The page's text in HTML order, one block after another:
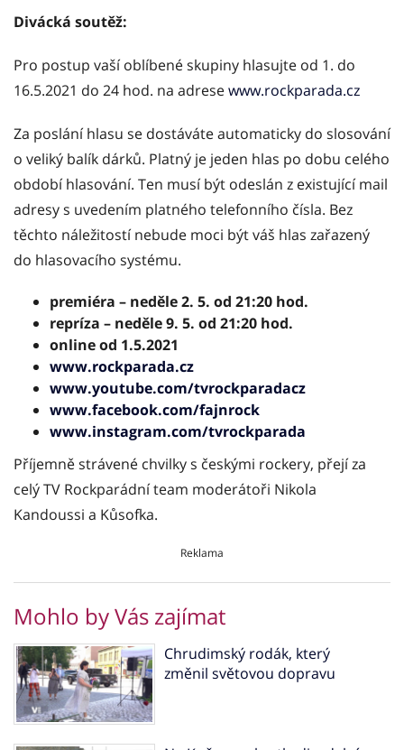
Divácká soutěž:
Pro postup vaší oblíbené skupiny hlasujte od 1. do
16.5.2021 do 24 hod. na adresewww.rockparada.cz
Za poslání hlasu se dostáváte automaticky do slosování
o veliký balík dárků. Platný je jeden hlas po dobu celého
období hlasování. Ten musí být odeslán z existující mail
adresy s uvedením platného telefonního čísla. Bez
těchto náležitostí nebude moci být váš hlas zařazený
do hlasovacího systému.
premiéra – neděle 2. 5. od 21:20 hod.
repríza – neděle 9. 5. od 21:20 hod.
onlineod 1.5.2021
www.rockparada.cz
www.youtube.com/tvrockparadacz
www.facebook.com/fajnrock
www.instagram.com/tvrockparada
Příjemně strávené chvilky s českými rockery, přejí za
celý TV Rockparádní team moderátoři Nikola
Kandoussi a Kůsofka.
Reklama
Mohlo by Vás zajímat
Chrudimský rodák, který
změnil světovou dopravu